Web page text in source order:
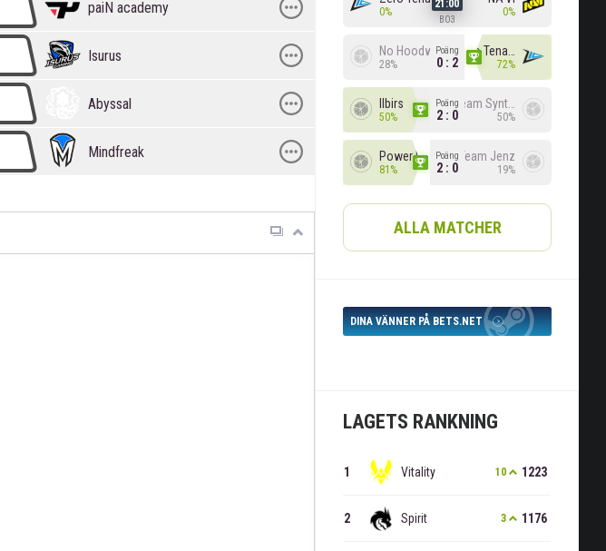
0%
21:00
BO3
0%
No Hoodwink
28%
Poäng
0 : 2
Zero Tenacity
72%
Ilbirs
50%
Poäng
2 : 0
Team Syntax
50%
Power Rangers
81%
Poäng
2 : 0
Team Jenz
19%
ALLA MATCHER
DINA VÄNNER PÅ BETS.NET
LAGETS RANKNING
Vitality 10 1223
Spirit 3 1176
paiN academy
Isurus
Abyssal
Mindfreak